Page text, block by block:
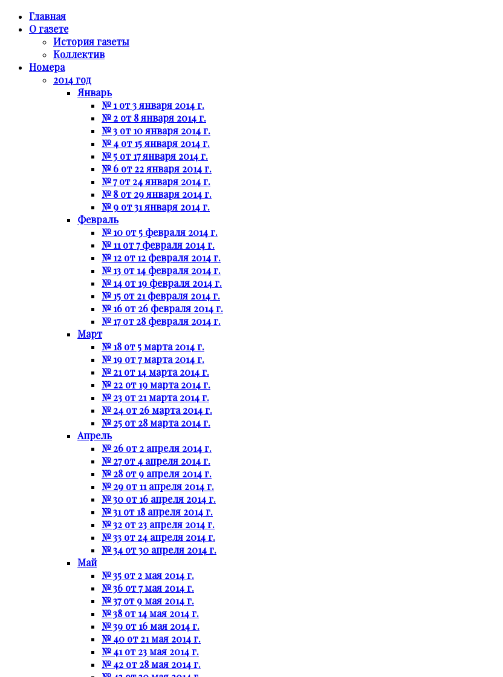
Главная
О газете
История газеты
Коллектив
Номера
2014 год
Январь
№ 1 от 3 января 2014 г.
№ 2 от 8 января 2014 г.
№ 3 от 10 января 2014 г.
№ 4 от 15 января 2014 г.
№ 5 от 17 января 2014 г.
№ 6 от 22 января 2014 г.
№ 7 от 24 января 2014 г.
№ 8 от 29 января 2014 г.
№ 9 от 31 января 2014 г.
Февраль
№ 10 от 5 февраля 2014 г.
№ 11 от 7 февраля 2014 г.
№ 12 от 12 февраля 2014 г.
№ 13 от 14 февраля 2014 г.
№ 14 от 19 февраля 2014 г.
№ 15 от 21 февраля 2014 г.
№ 16 от 26 февраля 2014 г.
№ 17 от 28 февраля 2014 г.
Март
№ 18 от 5 марта 2014 г.
№ 19 от 7 марта 2014 г.
№ 21 от 14 марта 2014 г.
№ 22 от 19 марта 2014 г.
№ 23 от 21 марта 2014 г.
№ 24 от 26 марта 2014 г.
№ 25 от 28 марта 2014 г.
Апрель
№ 26 от 2 апреля 2014 г.
№ 27 от 4 апреля 2014 г.
№ 28 от 9 апреля 2014 г.
№ 29 от 11 апреля 2014 г.
№ 30 от 16 апреля 2014 г.
№ 31 от 18 апреля 2014 г.
№ 32 от 23 апреля 2014 г.
№ 33 от 24 апреля 2014 г.
№ 34 от 30 апреля 2014 г.
Май
№ 35 от 2 мая 2014 г.
№ 36 от 7 мая 2014 г.
№ 37 от 9 мая 2014 г.
№ 38 от 14 мая 2014 г.
№ 39 от 16 мая 2014 г.
№ 40 от 21 мая 2014 г.
№ 41 от 23 мая 2014 г.
№ 42 от 28 мая 2014 г.